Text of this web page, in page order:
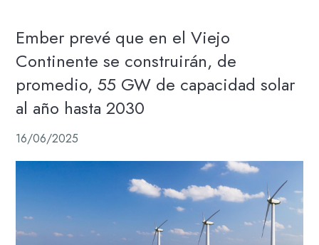
Ember prevé que en el Viejo
Continente se construirán, de
promedio, 55 GW de capacidad solar
al año hasta 2030
16/06/2025